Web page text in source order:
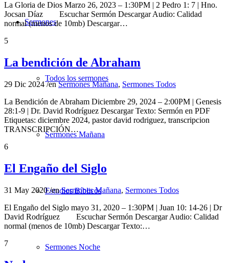
Sermones
Todos los sermones
Sermones Mañana
Estudios Bíblicos
Sermones Noche
La Gloria de Dios Marzo 26, 2023 – 1:30PM | 2 Pedro 1: 7 | Hno.
Jocsan Díaz Escuchar Sermón Descargar Audio: Calidad
normal (menos de 10mb) Descargar…
5
La bendición de Abraham
29 Dic 2024/enSermones Mañana, Sermones Todos
La Bendición de Abraham Diciembre 29, 2024 – 2:00PM | Genesis
28:1-9 | Dr. David Rodríguez Descargar Texto: Sermón en PDF
Etiquetas: diciembre 2024, pastor david rodriguez, transcripcion
TRANSCRIPCIÓN…
6
El Engaño del Siglo
31 May 2020/enSermones Mañana, Sermones Todos
El Engaño del Siglo mayo 31, 2020 – 1:30PM | Juan 10: 14-26 | Dr
David Rodríguez Escuchar Sermón Descargar Audio: Calidad
normal (menos de 10mb) Descargar Texto:…
7